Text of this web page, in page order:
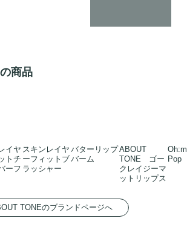
商品
イヤ
トチ
ーフ
スキンレイヤ
ーフィットブ
ラッシャー
バターリップ
バーム
ABOUT
TONE ゴー
クレイジーマ
ットリップス
Pop
TONEのブランドページへ